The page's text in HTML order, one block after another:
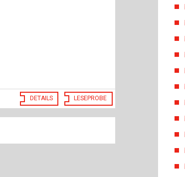
DETAILS LESEPROBE